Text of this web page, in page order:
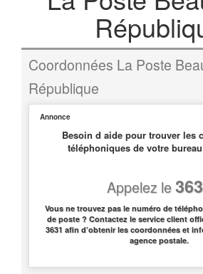
Coordonnées La Poste
République
Annonce
Besoin d aide pour trouver les
téléphoniques de votre
Appelez le
Vous ne trouvez pas le numéro de
de poste ? Contactez le service client
3631 afin d’obtenir les coordonnées et
agence postale.